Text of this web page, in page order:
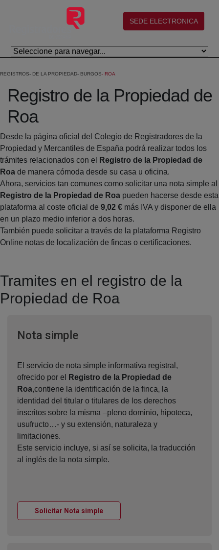
Skip to Main Content
(abre en nueva ventana)
SEDE ELECTRONICA
REGISTROS DE LA PROPIEDAD BURGOS ROA
Registro de la Propiedad de
Roa
Desde la página oficial del Colegio de Registradores de la
Propiedad y Mercantiles de España podrá realizar todos los
trámites relacionados con el
Registro de la Propiedad de
Roa de manera cómoda desde su casa u oficina.
Ahora, servicios tan comunes como solicitar una nota simple al
Registro de la Propiedad de Roa pueden hacerse desde esta
plataforma al coste oficial de 9,02 € más IVA y disponer de ella
en un plazo medio inferior a dos horas.
También puede solicitar a través de la plataforma Registro
Online notas de localización de fincas o certificaciones.
Tramites en el registro de la
Propiedad de Roa
Nota simpleVentana nueva
El servicio de nota simple informativa registral,
ofrecido por el
Registro de la Propiedad de
Roa,contiene la identificación de la finca, la
identidad del titular o titulares de los derechos
inscritos sobre la misma –pleno dominio, hipoteca,
usufructo…- y su extensión, naturaleza y
limitaciones.
Este servicio incluye, si así se solicita, la traducción
al inglés de la nota simple.
Solicitar Nota simpleVentana nueva